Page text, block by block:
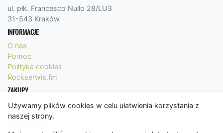
Używamy plików cookies w celu ułatwienia korzystania z
naszej strony.
ul. płk. Francesco Nullo 28/LU3
31-543 Kraków
INFORMACJE
O nas
Pomoc
Polityka cookies
Rockserwis.fm
ZAKUPY
Formy płatności
Koszty wysyłki